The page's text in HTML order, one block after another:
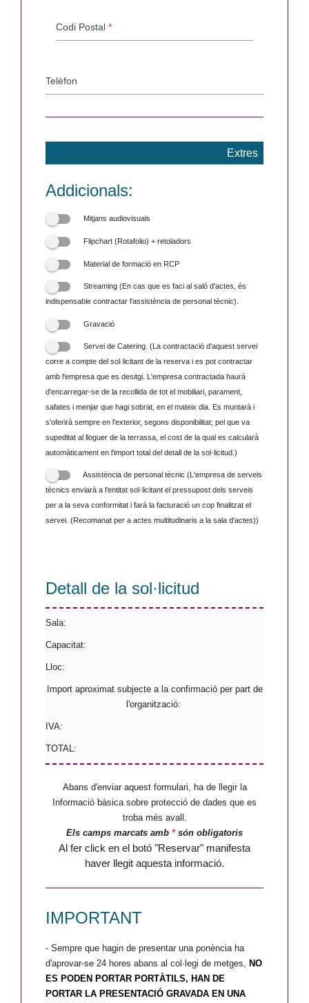
Codi Postal *
Telèfon
Extres
Addicionals:
Mitjans audiovisuals
Flipchart (Rotafolio) + retoladors
Material de formació en RCP
Streaming (En cas que es faci al saló d'actes, és
indispensable contractar l'assistència de personal tècnic).
Gravació
Servei de Catering. (La contractació d'aquest servei
corre a compte del sol·licitant de la reserva i es pot contractar
amb l'empresa que es desitgi. L'empresa contractada haurà
d'encarregar-se de la recollida de tot el mobiliari, parament,
safates i menjar que hagi sobrat, en el mateix dia. Es muntarà i
s'oferirà sempre en l'exterior, segons disponibilitat; pel que va
supeditat al lloguer de la terrassa, el cost de la qual es calcularà
automàticament en l'import total del detall de la sol·licitud.)
Assistència de personal tècnic (L'empresa de serveis
tècnics enviarà a l'entitat sol·licitant el pressupost dels serveis
per a la seva conformitat i farà la facturació un cop finalitzat el
servei. (Recomanat per a actes multitudinaris a la sala d'actes))
Detall de la sol·licitud
Sala:
Capacitat:
Lloc:
Import aproximat subjecte a la confirmació per part de
l'organització:
IVA:
TOTAL:
Abans d'enviar aquest formulari, ha de llegir la
Informació bàsica sobre protecció de dades que es
troba més avall.
Els camps marcats amb *són obligatoris
Al fer click en el botó "Reservar" manifesta
haver llegit aquesta informació.
IMPORTANT
- Sempre que hagin de presentar una ponència ha
d'aprovar-se 24 hores abans al col·legi de metges, NO
ES PODEN PORTAR PORTÀTILS, HAN DE
PORTAR LA PRESENTACIÓ GRAVADA EN UNA